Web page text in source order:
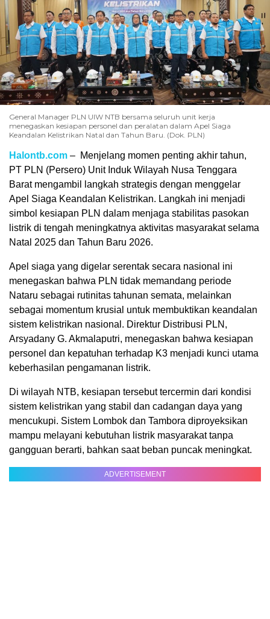
General Manager PLN UIW NTB bersama seluruh unit kerja
menegaskan kesiapan personel dan peralatan dalam Apel Siaga
Keandalan Kelistrikan Natal dan Tahun Baru. (Dok. PLN)
Halontb.com – Menjelang momen penting akhir tahun,
PT PLN (Persero) Unit Induk Wilayah Nusa Tenggara
Barat mengambil langkah strategis dengan menggelar
Apel Siaga Keandalan Kelistrikan. Langkah ini menjadi
simbol kesiapan PLN dalam menjaga stabilitas pasokan
listrik di tengah meningkatnya aktivitas masyarakat selama
Natal 2025 dan Tahun Baru 2026.
Apel siaga yang digelar serentak secara nasional ini
menegaskan bahwa PLN tidak memandang periode
Nataru sebagai rutinitas tahunan semata, melainkan
sebagai momentum krusial untuk membuktikan keandalan
sistem kelistrikan nasional. Direktur Distribusi PLN,
Arsyadany G. Akmalaputri, menegaskan bahwa kesiapan
personel dan kepatuhan terhadap K3 menjadi kunci utama
keberhasilan pengamanan listrik.
Di wilayah NTB, kesiapan tersebut tercermin dari kondisi
sistem kelistrikan yang stabil dan cadangan daya yang
mencukupi. Sistem Lombok dan Tambora diproyeksikan
mampu melayani kebutuhan listrik masyarakat tanpa
gangguan berarti, bahkan saat beban puncak meningkat.
ADVERTISEMENT